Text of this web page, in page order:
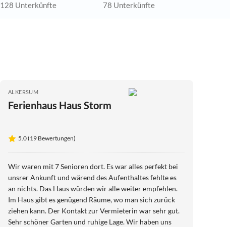
128 Unterkünfte 78 Unterkünfte
ALKERSUM
Ferienhaus Haus Storm
5.0 (19 Bewertungen)
Wir waren mit 7 Senioren dort. Es war alles perfekt bei
unsrer Ankunft und wärend des Aufenthaltes fehlte es
an nichts. Das Haus würden wir alle weiter empfehlen.
Im Haus gibt es genügend Räume, wo man sich zurück
ziehen kann. Der Kontakt zur Vermieterin war sehr gut.
Sehr schöner Garten und ruhige Lage. Wir haben uns